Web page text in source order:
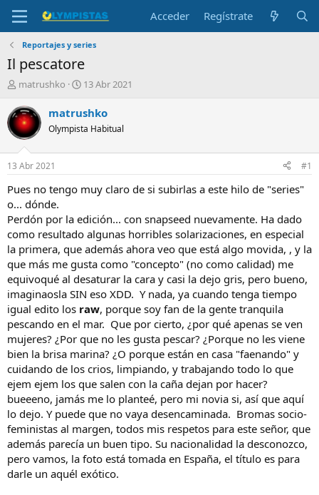
Acceder Regístrate
Reportajes y series
Il pescatore
I
i
c
i
a
d
o
r
e
l
t
e
m
a
matrushko
F
c
a
i
n
i
o
13 Abr 2021
matrushko
Olympista Habitual
13 Abr 2021 #1
Pues no tengo muy claro de si subirlas a este hilo de "series"
o... dónde.
Perdón por la edición... con snapseed nuevamente. Ha dado
como resultado algunas horribles solarizaciones, en especial
la primera, que además ahora veo que está algo movida, , y la
que más me gusta como "concepto" (no como calidad) me
equivoqué al desaturar la cara y casi la dejo gris, pero bueno,
imaginaosla SIN eso XDD. Y nada, ya cuando tenga tiempo
igual edito los raw, porque soy fan de la gente tranquila
pescando en el mar. Que por cierto, ¿por qué apenas se ven
mujeres? ¿Por que no les gusta pescar? ¿Porque no les viene
bien la brisa marina? ¿O porque están en casa "faenando" y
cuidando de los crios, limpiando, y trabajando todo lo que
ejem ejem los que salen con la caña dejan por hacer?
bueeeno, jamás me lo planteé, pero mi novia si, así que aquí
lo dejo. Y puede que no vaya desencaminada. Bromas socio-
feministas al margen, todos mis respetos para este señor, que
además parecía un buen tipo. Su nacionalidad la desconozco,
pero vamos, la foto está tomada en España, el título es para
darle un aquél exótico.